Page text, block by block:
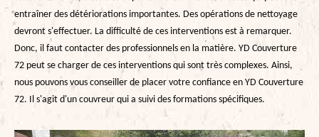
entraîner des détériorations importantes. Des opérations de nettoyage
devront s'effectuer. La difficulté de ces interventions est à remarquer.
Donc, il faut contacter des professionnels en la matière. YD Couverture
72 peut se charger de ces interventions qui sont très complexes. Ainsi,
nous pouvons vous conseiller de placer votre confiance en YD Couverture
72. Il s'agit d'un couvreur qui a suivi des formations spécifiques.